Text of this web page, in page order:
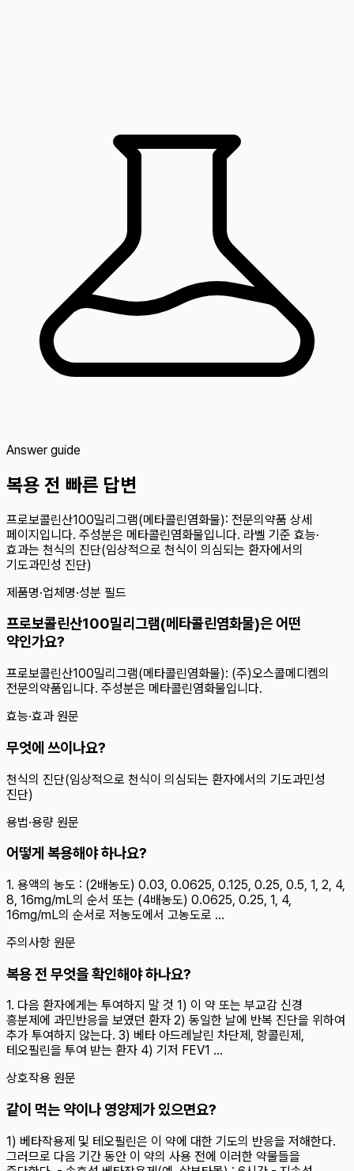
Answer guide
복용 전 빠른 답변
프로보콜린산100밀리그램(메타콜린염화물): 전문의약품 상세
페이지입니다. 주성분은 메타콜린염화물입니다. 라벨 기준 효능·
효과는 천식의 진단(임상적으로 천식이 의심되는 환자에서의
기도과민성 진단)
제품명·업체명·성분 필드
프로보콜린산100밀리그램(메타콜린염화물)은 어떤
약인가요?
프로보콜린산100밀리그램(메타콜린염화물): (주)오스콜메디켐의
전문의약품입니다. 주성분은 메타콜린염화물입니다.
효능·효과 원문
무엇에 쓰이나요?
천식의 진단(임상적으로 천식이 의심되는 환자에서의 기도과민성
진단)
용법·용량 원문
어떻게 복용해야 하나요?
1. 용액의 농도 : (2배농도) 0.03, 0.0625, 0.125, 0.25, 0.5, 1, 2, 4,
8, 16mg/mL의 순서 또는 (4배농도) 0.0625, 0.25, 1, 4,
16mg/mL의 순서로 저농도에서 고농도로 ...
주의사항 원문
복용 전 무엇을 확인해야 하나요?
1. 다음 환자에게는 투여하지 말 것 1) 이 약 또는 부교감 신경
흥분제에 과민반응을 보였던 환자 2) 동일한 날에 반복 진단을 위하여
추가 투여하지 않는다. 3) 베타 아드레날린 차단제, 항콜린제,
테오필린을 투여 받는 환자 4) 기저 FEV1 ...
상호작용 원문
같이 먹는 약이나 영양제가 있으면요?
1) 베타작용제 및 테오필린은 이 약에 대한 기도의 반응을 저해한다.
그러므로 다음 기간 동안 이 약의 사용 전에 이러한 약물들을